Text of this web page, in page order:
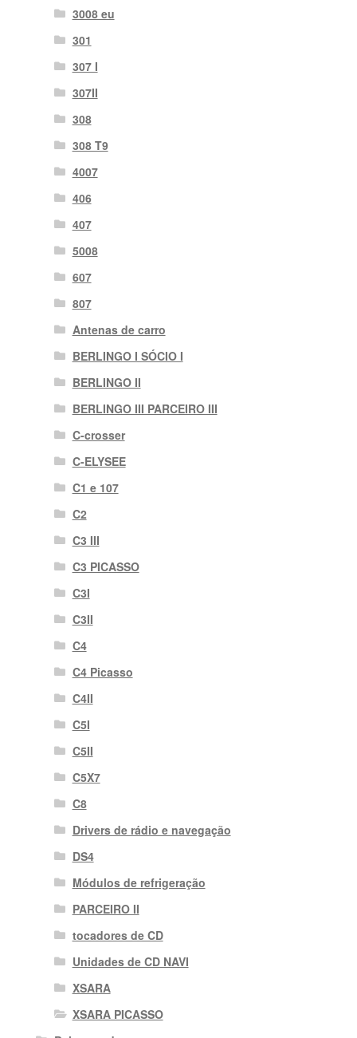
3008 eu
301
307 I
307II
308
308 T9
4007
406
407
5008
607
807
Antenas de carro
BERLINGO I SÓCIO I
BERLINGO II
BERLINGO III PARCEIRO III
C-crosser
C-ELYSEE
C1 e 107
C2
C3 III
C3 PICASSO
C3I
C3II
C4
C4 Picasso
C4II
C5I
C5II
C5X7
C8
Drivers de rádio e navegação
DS4
Módulos de refrigeração
PARCEIRO II
tocadores de CD
Unidades de CD NAVI
XSARA
XSARA PICASSO